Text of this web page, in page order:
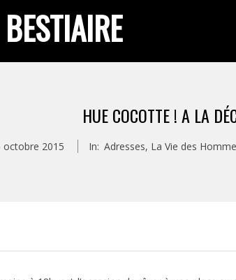
Menu
HUE COCOTTE ! A LA
octobre 2015 In: Adresses, La Vie des